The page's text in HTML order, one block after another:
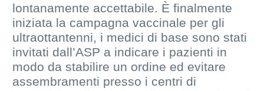
lontanamente accettabile. È finalmente
iniziata la campagna vaccinale per gli
ultraottantenni, i medici di base sono stati
invitati dall’ASP a indicare i pazienti in
modo da stabilire un ordine ed evitare
assembramenti presso i centri di